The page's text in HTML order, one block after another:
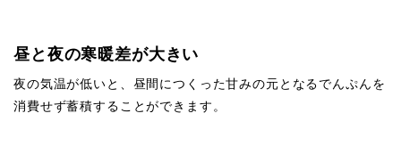
昼と夜の寒暖差が大きい
夜の気温が低いと、昼間につくった甘みの元となるでんぷんを
消費せず蓄積することができます。